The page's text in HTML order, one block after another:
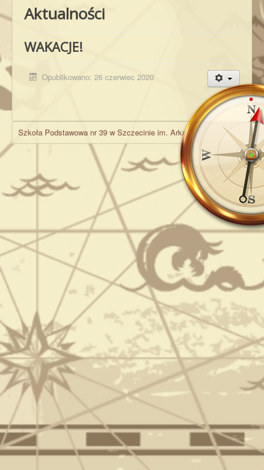
Aktualności
WAKACJE!
Opublikowano: 26 czerwiec 2020
Szkoła Podstawowa nr 39 w Szczecinie im. Arkadego Fiedlera